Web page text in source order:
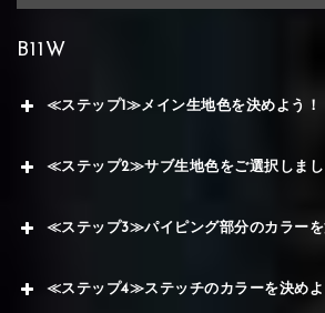
B11W
≪ステップ1≫メイン生地色を決めよう！
≪ステップ2≫サブ生地色をご選択しまし
≪ステップ3≫パイピング部分のカラーを
≪ステップ4≫ステッチのカラーを決めよ